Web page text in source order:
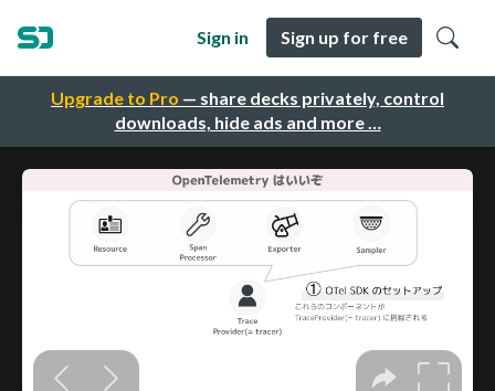
Upgrade to Pro — share decks privately, control
downloads, hide ads and more …
Sign in Sign up for free